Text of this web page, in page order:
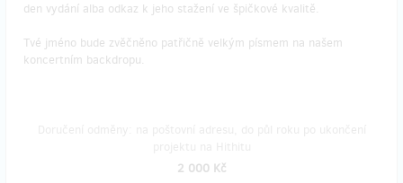
den vydání alba odkaz k jeho stažení ve špičkové kvalitě.
Tvé jméno bude zvěčněno patřičně velkým písmem na našem
koncertním backdropu.
2 000 Kč